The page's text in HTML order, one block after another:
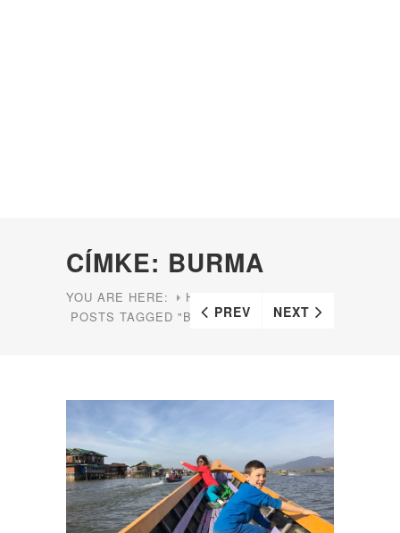
CÍMKE: BURMA
YOU ARE HERE:
HOME
POSTS TAGGED "BURMA"
PREV NEXT